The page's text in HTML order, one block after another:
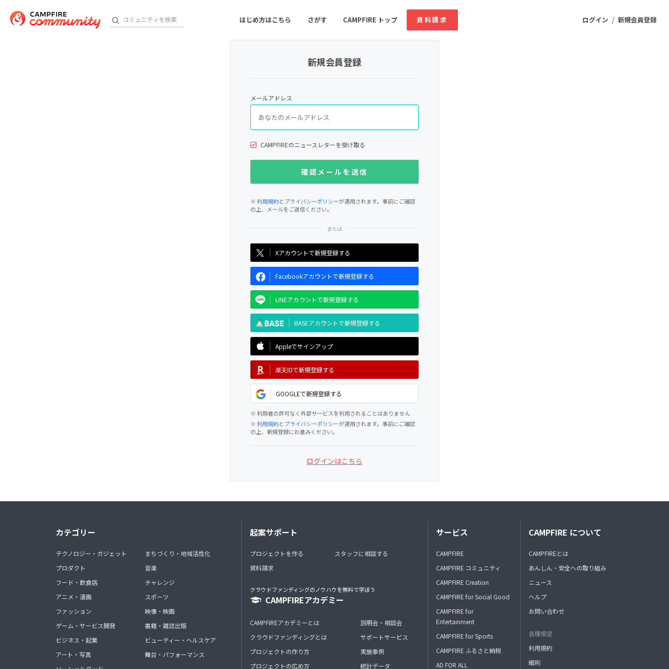
ログイン / 新規会員登録
はじめ方はこちら さがす CAMPFIRE トップ 資料請求
ゲーム・サービス開発
書籍・雑誌出版 アニメ・漫画
ソーシャルグッド ビューティー・ヘルスケア
新規会員登録
メールアドレス
CAMPFIREのニュースレターを受け取る
※利用規約とプライバシーポリシーが適用されます。事前にご確認
の上、メールをご送信ください。
Xアカウントで新規登録する
Facebookアカウントで新規登録する
LINEアカウントで新規登録する
BASEアカウントで新規登録する
Appleでサインアップ
楽天IDで新規登録する
GOOGLEで新規登録する
※ 利用者の許可なく外部サービスを利用されることはありません
※利用規約とプライバシーポリシーが適用されます。事前にご確認
の上、新規登録にお進みください。
ログインはこちら
カテゴリー
テクノロジー・ガジェット
プロダクト
フード・飲食店
アニメ・漫画
ファッション
ゲーム・サービス開発
ビジネス・起業
アート・写真
まちづくり・地域活性化
音楽
チャレンジ
スポーツ
映像・映画
書籍・雑誌出版
ビューティー・ヘルスケア
舞台・パフォーマンス
起案サポート
プロジェクトを作る
資料請求
スタッフに相談する
クラウドファンディングのノウハウを無料で学ぼう
CAMPFIREアカデミー
CAMPFIREアカデミーとは
クラウドファンディングとは
プロジェクトの作り方
プロジェクトの広め方
説明会・相談会
サポートサービス
実施事例
統計データ
サービス
CAMPFIRE
CAMPFIRE コミュニティ
CAMPFIRE Creation
CAMPFIRE for Social Good
CAMPFIRE for
Entertainment
CAMPFIRE for Sports
CAMPFIRE ふるさと納税
AD FOR ALL
CAMPFIRE について
CAMPFIREとは
あんしん・安全への取り組み
ニュース
ヘルプ
お問い合わせ
各種規定
利用規約
細則